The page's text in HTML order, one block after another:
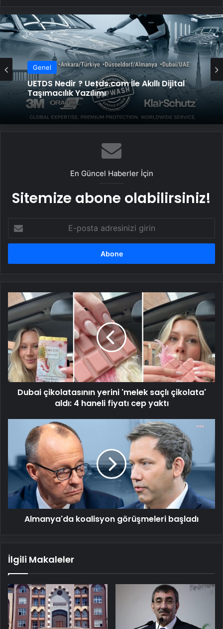
Genel
UETDS Nedir ? Uetds.com İle Akıllı Dijital
Taşımacılık Yazılımı
En Güncel Haberler İçin
Sitemize abone olabilirsiniz!
posta
adresinizi
Dubai
çikolatasının
yerini
'melek
saçlı
çikolata'
aldı:
4
haneli
fiyatıDubai çikolatasının yerini 'melek saçlı çikolata'
aldı: 4 haneli fiyatı cep yaktı
Almanya'da
koalisyon
görüşmeleri
başladı
Almanya'da koalisyon görüşmeleri başladı
İlgili Makaleler